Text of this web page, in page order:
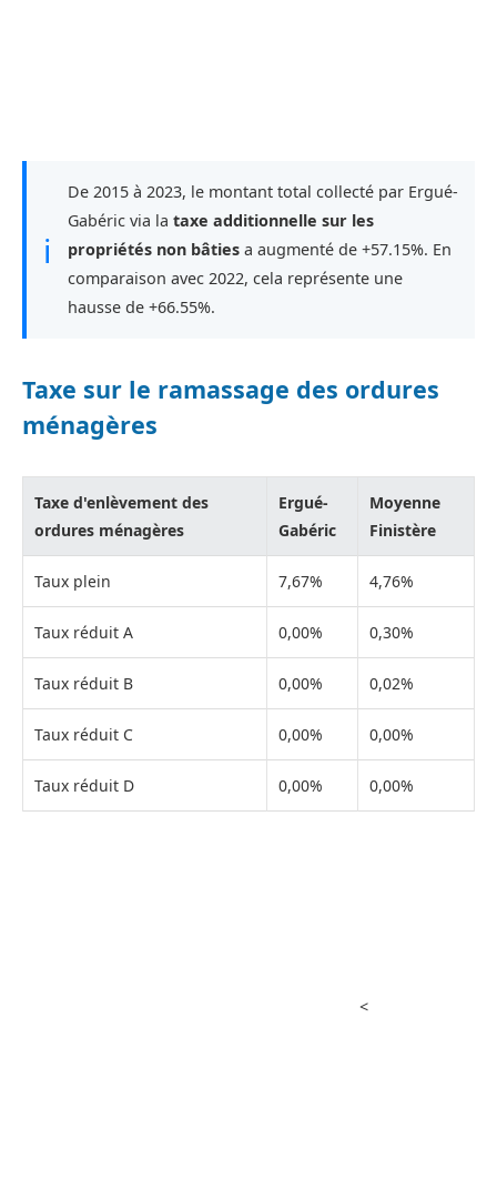
ℹ
De 2015 à 2023, le montant total collecté par Ergué-
Gabéric via la taxe additionnelle sur les
propriétés non bâties a augmenté de +57.15%. En
comparaison avec 2022, cela représente une
hausse de +66.55%.
Taxe sur le ramassage des ordures
ménagères
Taxe d'enlèvement des
ordures ménagères
Ergué-
Gabéric
Moyenne
Finistère
Taux plein 7,67% 4,76%
Taux réduit A 0,00% 0,30%
Taux réduit B 0,00% 0,02%
Taux réduit C 0,00% 0,00%
Taux réduit D 0,00% 0,00%
<